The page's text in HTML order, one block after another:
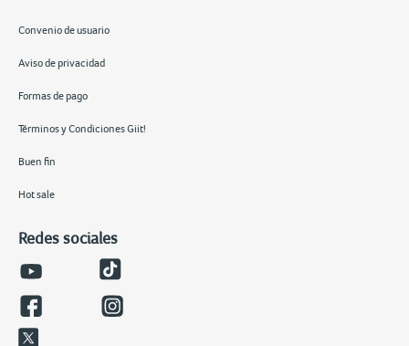
Convenio de usuario
Aviso de privacidad
Formas de pago
Términos y Condiciones Giit!
Buen fin
Hot sale
Redes sociales